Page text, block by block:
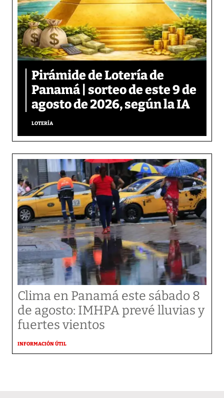
Pirámide de Lotería de
Panamá | sorteo de este 9 de
agosto de 2026, según la IA
LOTERÍA
Clima en Panamá este sábado 8
de agosto: IMHPA prevé lluvias y
fuertes vientos
INFORMACIÓN ÚTIL